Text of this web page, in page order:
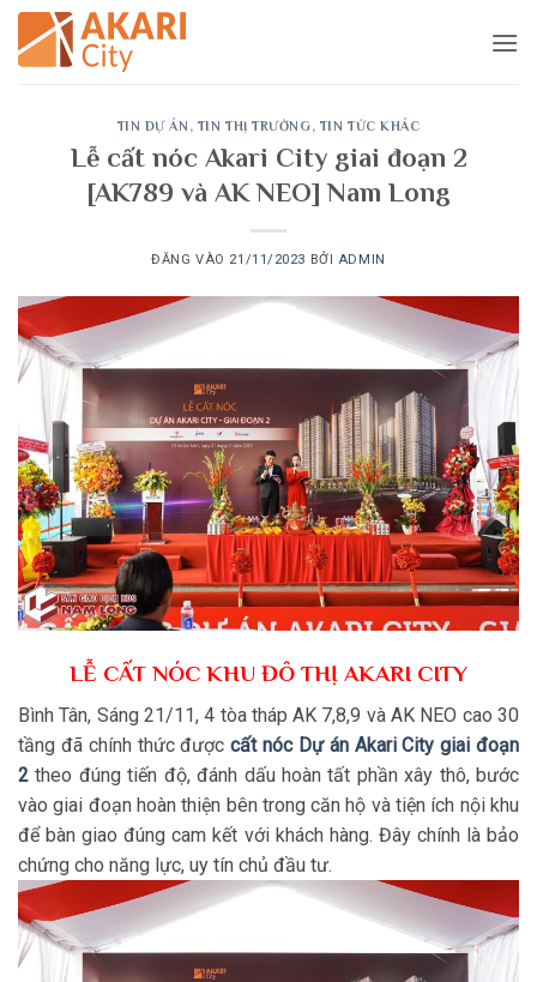
Bỏ
qua
nội
TIN DỰ ÁN , TIN THỊ TRƯỜNG, TIN TỨC KHÁC
Lễ cất nóc Akari City giai đoạn 2
[AK789 và AK NEO] Nam Long
ĐĂNG VÀO 21/11/2023 BỞI ADMIN
LỄ CẤT NÓC KHU ĐÔ THỊ AKARI CITY
Bình Tân, Sáng 21/11, 4 tòa tháp AK 7,8,9 và AK NEO cao 30
tầng đã chính thức đượccất nóc Dự án Akari City giai đoạn
2 theo đúng tiến độ, đánh dấu hoàn tất phần xây thô, bước
vào giai đoạn hoàn thiện bên trong căn hộ và tiện ích nội khu
để bàn giao đúng cam kết với khách hàng. Đây chính là bảo
chứng cho năng lực, uy tín chủ đầu tư.